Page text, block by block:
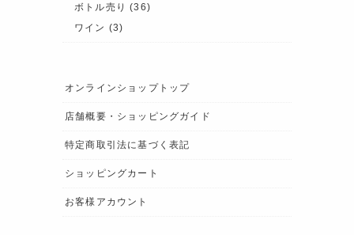
ボトル売り (36)
ワイン (3)
オンラインショップトップ
店舗概要・ショッピングガイド
特定商取引法に基づく表記
ショッピングカート
お客様アカウント